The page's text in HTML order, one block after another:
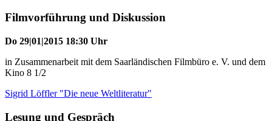
Filmvorführung und Diskussion
Do 29|01|2015 18:30 Uhr
in Zusammenarbeit mit dem Saarländischen Filmbüro e. V. und dem
Kino 8 1/2
Sigrid Löffler "Die neue Weltliteratur"
Lesung und Gespräch